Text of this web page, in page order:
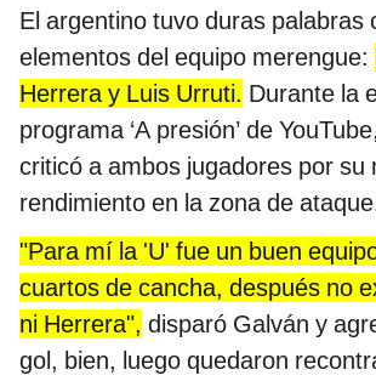
El argentino tuvo duras palabras
elementos del equipo merengue:
Herrera y Luis Urruti. Durante la
programa ‘A presión’ de
criticó a ambos jugadores por su
rendimiento en la zona de
"Para mí la 'U' fue un buen
cuartos de cancha, después no
ni Herrera", disparó Galván y
gol, bien, luego quedaron